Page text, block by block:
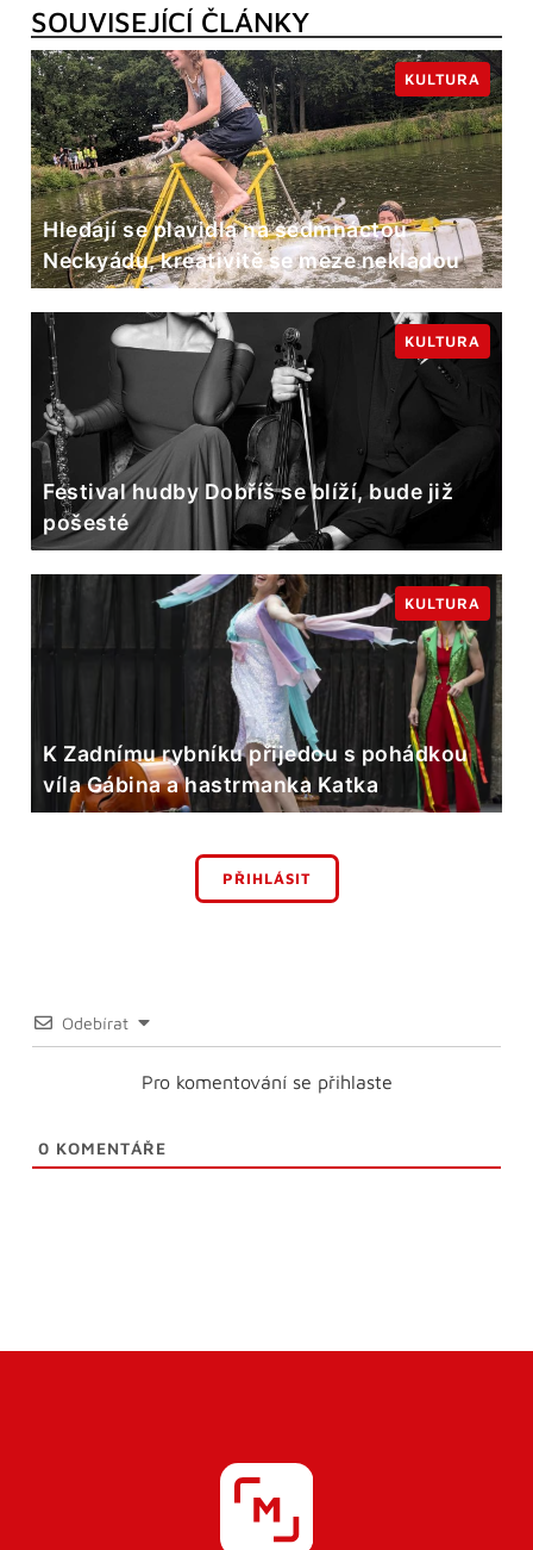
SOUVISEJÍCÍ ČLÁNKY
Hledají se plavidla na sedmnáctou
Neckyádu, kreativitě se meze nekladou
KULTURA
Festival hudby Dobříš se blíží, bude již
pošesté
KULTURA
K Zadnímu rybníku přijedou s pohádkou
víla Gábina a hastrmanka Katka
KULTURA
PŘIHLÁSIT
Odebírat
Pro komentování se přihlaste
0 KOMENTÁŘE